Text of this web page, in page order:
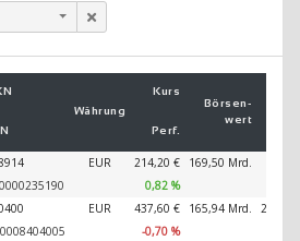
Währung
Kurs
Börsen­
wert
Perf.
EUR 214,20 € 169,50 Mrd.
0,82 %
EUR 437,60 € 165,94 Mrd.
-0,70 %